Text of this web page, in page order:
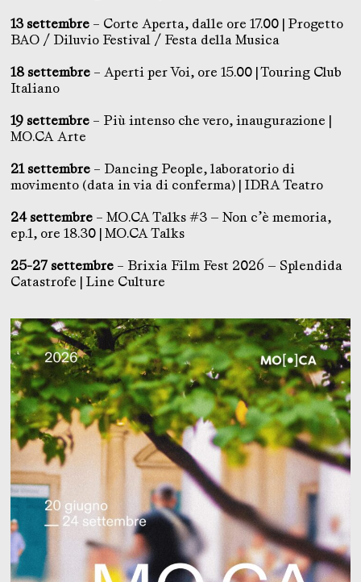
13 settembre – Corte Aperta, dalle ore 17.00 | Progetto
BAO / Diluvio Festival / Festa della Musica
18 settembre – Aperti per Voi, ore 15.00 | Touring Club
Italiano
19 settembre – Più intenso che vero, inaugurazione |
MO.CA Arte
21 settembre – Dancing People, laboratorio di
movimento (data in via di conferma) | IDRA Teatro
24 settembre – MO.CA Talks #3 — Non c’è memoria,
ep.1, ore 18.30 | MO.CA Talks
25-27 settembre – Brixia Film Fest 2026 — Splendida
Catastrofe | Line Culture